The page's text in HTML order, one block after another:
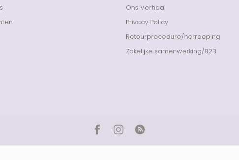
Ons Verhaal
Privacy Policy
Retourprocedure/herroeping
Zakelijke samenwerking/B2B